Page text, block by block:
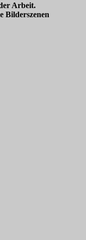
Arbeit.
Bilderszenen